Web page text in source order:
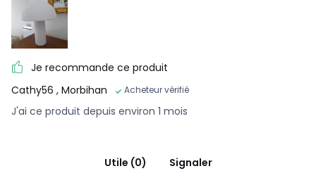
Je recommande ce produit
Cathy56 , Morbihan Acheteur vérifié
J'ai ce produit depuis environ 1 mois
Utile (0) Signaler